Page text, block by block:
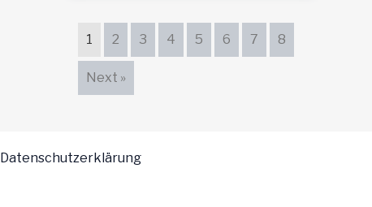
1 2 3 4 5 6 7 8
Next »
Datenschutzerklärung